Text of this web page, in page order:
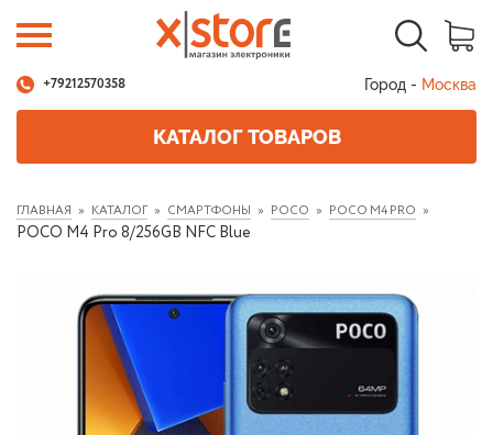
+79212570358 Город - Москва
КАТАЛОГ ТОВАРОВ
ГЛАВНАЯ КАТАЛОГ СМАРТФОНЫ POCO POCO M4 PRO
POCO M4 Pro 8/256GB NFC Blue